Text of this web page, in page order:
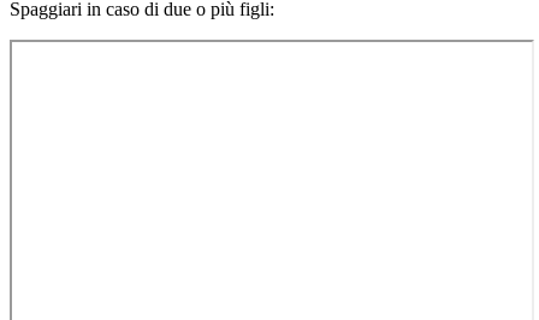
Spaggiari in caso di due o più figli: